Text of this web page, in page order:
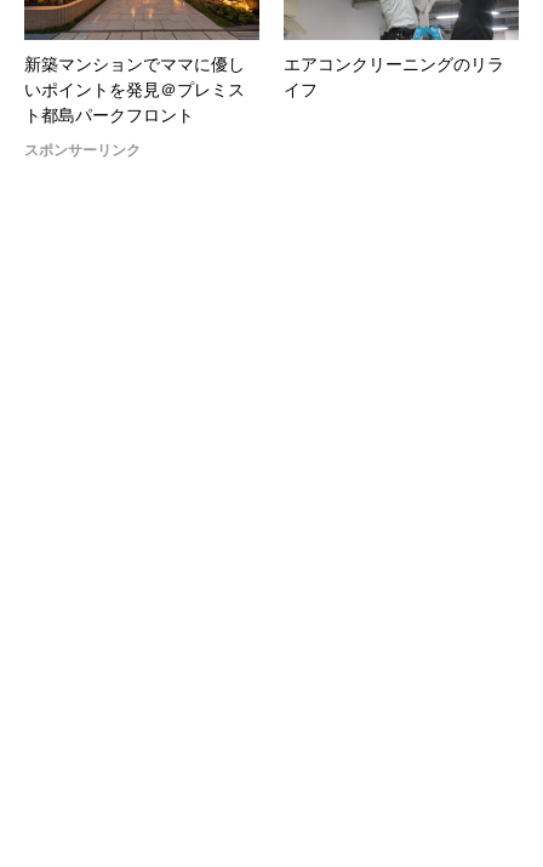
新築マンションでママに優し
いポイントを発見＠プレミス
ト都島パークフロント
エアコンクリーニングのリラ
イフ
スポンサーリンク